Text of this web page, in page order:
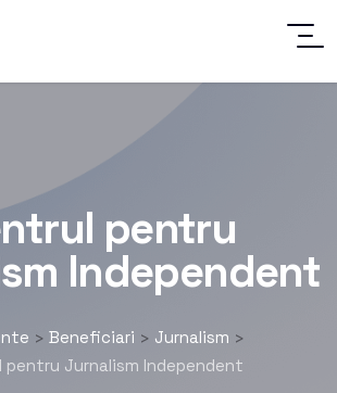
pentru
Independent
> Beneficiari > Jurnalism >
pentru Jurnalism Independent